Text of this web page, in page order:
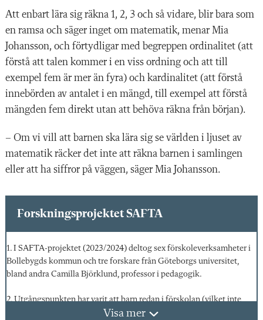
Att enbart lära sig räkna 1, 2, 3 och så vidare, blir bara som
en ramsa och säger inget om matematik, menar Mia
Johansson, och förtydligar med begreppen ordinalitet (att
förstå att talen kommer i en viss ordning och att till
exempel fem är mer än fyra) och kardinalitet (att förstå
innebörden av antalet i en mängd, till exempel att förstå
mängden fem direkt utan att behöva räkna från början).
– Om vi vill att barnen ska lära sig se världen i ljuset av
matematik räcker det inte att räkna barnen i samlingen
eller att ha siffror på väggen, säger Mia Johansson.
Forsknings­projektet SAFTA
1. I SAFTA-projektet (2023/2024) deltog sex förskoleverksamheter i
Bollebygds kommun och tre forskare från Göteborgs universitet,
bland andra Camilla Björklund, professor i pedagogik.
2. Utgångspunkten har varit att barn redan i förskolan (vilket inte
forskats så mycket på tidigare) ska utveckla hållbara matematiska
Visa mer